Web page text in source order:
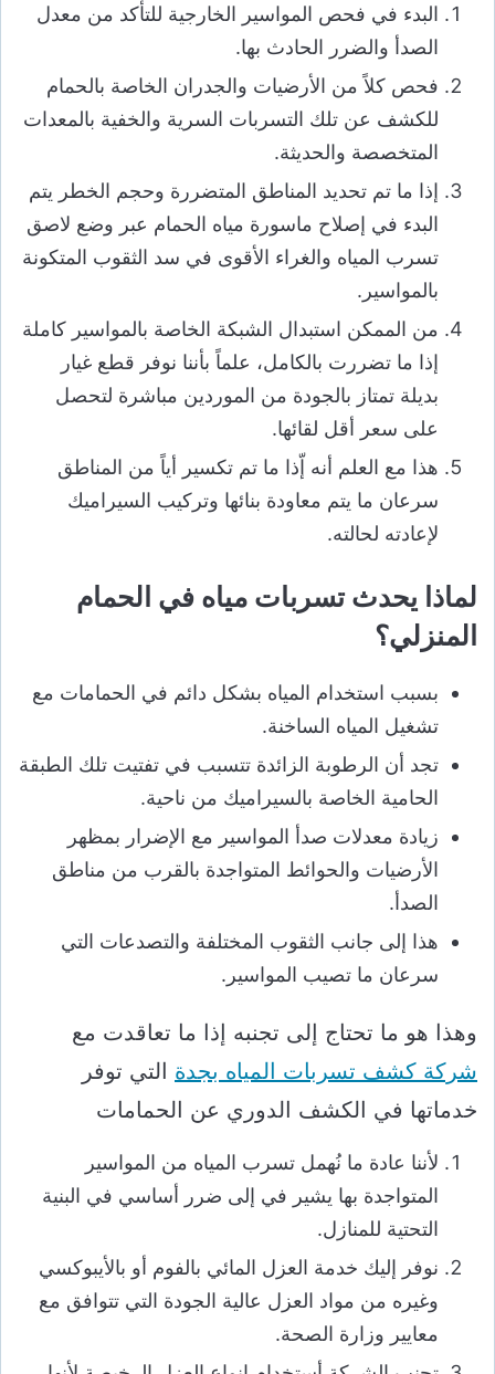
البدء في فحص المواسير الخارجية للتأكد من معدل
الصدأ والضرر الحادث بها.
فحص كلاً من الأرضيات والجدران الخاصة بالحمام
للكشف عن تلك التسربات السرية والخفية بالمعدات
المتخصصة والحديثة.
إذا ما تم تحديد المناطق المتضررة وحجم الخطر يتم
البدء في إصلاح ماسورة مياه الحمام عبر وضع لاصق
تسرب المياه والغراء الأقوى في سد الثقوب المتكونة
بالمواسير.
من الممكن استبدال الشبكة الخاصة بالمواسير كاملة
إذا ما تضررت بالكامل، علماً بأننا نوفر قطع غيار
بديلة تمتاز بالجودة من الموردين مباشرة لتحصل
على سعر أقل لقائها.
هذا مع العلم أنه إّذا ما تم تكسير أياً من المناطق
سرعان ما يتم معاودة بنائها وتركيب السيراميك
لإعادته لحالته.
لماذا يحدث تسربات مياه في الحمام
المنزلي؟
بسبب استخدام المياه بشكل دائم في الحمامات مع
تشغيل المياه الساخنة.
تجد أن الرطوبة الزائدة تتسبب في تفتيت تلك الطبقة
الحامية الخاصة بالسيراميك من ناحية.
زيادة معدلات صدأ المواسير مع الإضرار بمظهر
الأرضيات والحوائط المتواجدة بالقرب من مناطق
الصدأ.
هذا إلى جانب الثقوب المختلفة والتصدعات التي
سرعان ما تصيب المواسير.
وهذا هو ما تحتاج إلى تجنبه إذا ما تعاقدت مع
شركة كشف تسربات المياه بجدة التي توفر
خدماتها في الكشف الدوري عن الحمامات
لأننا عادة ما نُهمل تسرب المياه من المواسير
المتواجدة بها يشير في إلى ضرر أساسي في البنية
التحتية للمنازل.
نوفر إليك خدمة العزل المائي بالفوم أو بالأيبوكسي
وغيره من مواد العزل عالية الجودة التي تتوافق مع
معايير وزارة الصحة.